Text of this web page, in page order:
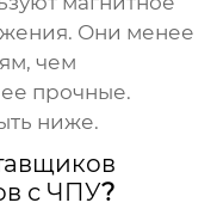
Они менее
чем
прочные.
ниже.
с ЧПУ?